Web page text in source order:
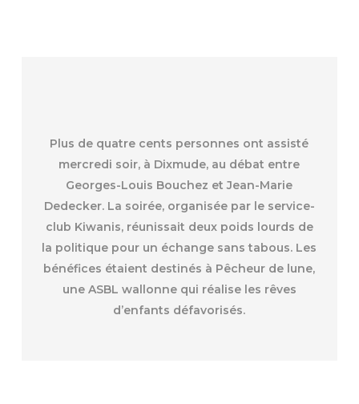
Plus de quatre cents personnes ont assisté
mercredi soir, à Dixmude, au débat entre
Georges-Louis Bouchez et Jean-Marie
Dedecker. La soirée, organisée par le service-
club Kiwanis, réunissait deux poids lourds de
la politique pour un échange sans tabous. Les
bénéfices étaient destinés à Pêcheur de lune,
une ASBL wallonne qui réalise les rêves
d’enfants défavorisés.